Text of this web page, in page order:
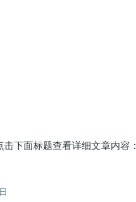
下面标题查看详细文章内容：